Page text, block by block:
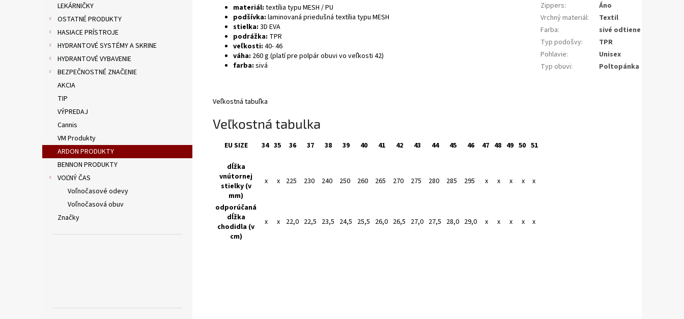
LEKÁRNIČKY
OSTATNÉ PRODUKTY
HASIACE PRÍSTROJE
HYDRANTOVÉ SYSTÉMY A SKRINE
HYDRANTOVÉ VYBAVENIE
BEZPEČNOSTNÉ ZNAČENIE
AKCIA
TIP
VÝPREDAJ
Cannis
VM Produkty
ARDON PRODUKTY
BENNON PRODUKTY
VOĽNÝ ČAS
Voľnočasové odevy
Voľnočasová obuv
Značky
materiál: textília typu MESH / PU
podšívka: laminovaná priedušná textília typu MESH
stielka: 3D EVA
podrážka: TPR
veľkosti: 40- 46
váha: 260 g (platí pre polpár obuvi vo veľkosti 42)
farba: sivá
Veľkostná tabuľka
Veľkostná tabulka
EU SIZE 34 35 36 37 38 39 40 41 42 43 44 45 46 47 48 49 50 51
dĺžka
vnútornej
stielky (v
mm)
x x 225 230 240 250 260 265 270 275 280 285 295 x x x x x
odporúčaná
dĺžka
chodidla (v
cm)
x x 22,0 22,5 23,5 24,5 25,5 26,0 26,5 27,0 27,5 28,0 29,0 x x x x x
Zippers:
Áno
Vrchný materiál:
Textil
Farba:
sivé odtiene
Typ podošvy:
TPR
Pohlavie:
Unisex
Typ obuvi: Poltopánka